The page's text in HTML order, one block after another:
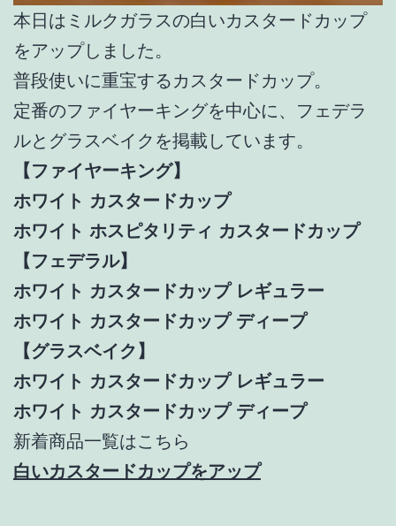
本日はミルクガラスの白いカスタードカップ
をアップしました。
普段使いに重宝するカスタードカップ。
定番のファイヤーキングを中心に、フェデラ
ルとグラスベイクを掲載しています。
【ファイヤーキング】
ホワイト カスタードカップ
ホワイト ホスピタリティ カスタードカップ
【フェデラル】
ホワイト カスタードカップ レギュラー
ホワイト カスタードカップ ディープ
【グラスベイク】
ホワイト カスタードカップ レギュラー
ホワイト カスタードカップ ディープ
新着商品一覧はこちら
白いカスタードカップをアップ